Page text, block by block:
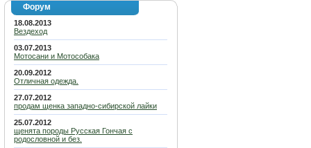
Форум
18.08.2013
Вездеход
03.07.2013
Мотосани и Мотособака
20.09.2012
Отличная одежда.
27.07.2012
продам щенка западно-сибирской лайки
25.07.2012
щенята породы Русская Гончая с
родословной и без.